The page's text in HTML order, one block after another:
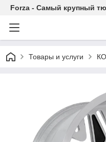
Forza - Самый крупный
Товары и услуги